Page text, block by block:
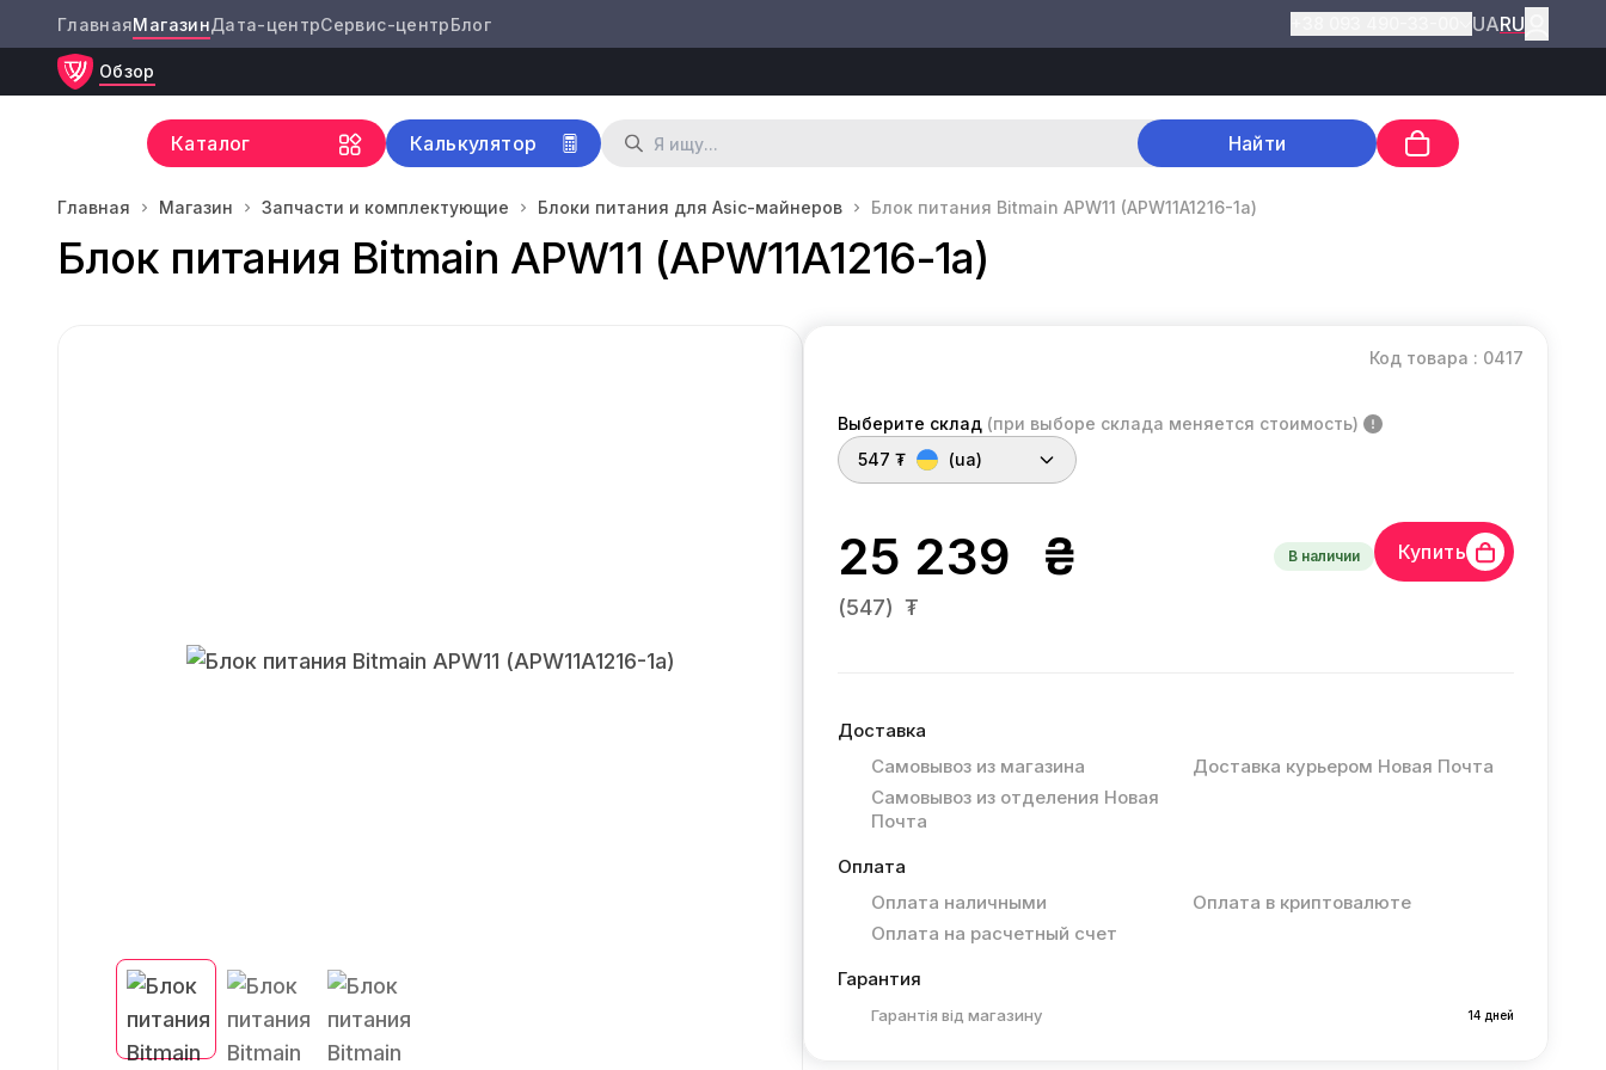
ГлавнаяМагазинДата-центрСервис-центрБлог UARU
Обзор
Каталог Калькулятор Найти
Главная Магазин Запчасти и комплектующие Блоки питания для Asic-майнеров Блок питания Bitmain APW11 (APW11A1216-1a)
Блок питания Bitmain APW11 (APW11A1216-1a)
Код товара : 0417
Выберите склад (при выборе склада меняется стоимость)
547 ₮
(ua)
25 239 ₴
(547) ₮
В наличии Купить
Доставка
Самовывоз из магазина
Доставка курьером Новая Почта
Самовывоз из отделения Новая
Почта
Оплата
Оплата наличными
Оплата в криптовалюте
Оплата на расчетный счет
Гарантия
Гарантія від магазину 14 дней